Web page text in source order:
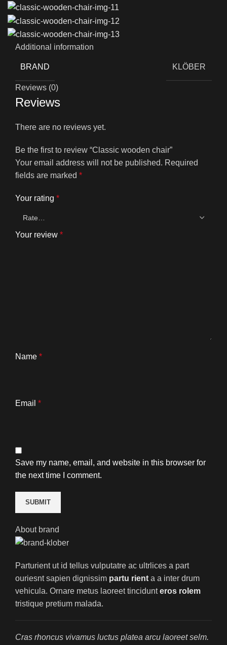
Additional information
BRAND KLÖBER
Reviews (0)
Reviews
There are no reviews yet.
Be the first to review “Classic wooden chair”
Your email address will not be published. Required
fields are marked *
Your rating *
Your review *
Name *
Email *
Save my name, email, and website in this browser for
the next time I comment.
About brand
Parturient ut id tellus vulputatre ac ultrlices a part
ouriesnt sapien dignissim partu rient a a inter drum
vehicula. Ornare metus laoreet tincidunteros rolem
tristique pretium malada.
Cras rhoncus vivamus luctus platea arcu laoreet selm.